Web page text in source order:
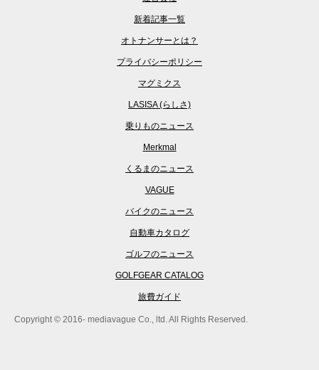
新着記事一覧
オトナンサーとは？
プライバシーポリシー
マグミクス
LASISA (らしさ)
乗りものニュース
Merkmal
くるまのニュース
VAGUE
バイクのニュース
自動車カタログ
ゴルフのニュース
GOLFGEAR CATALOG
旅費ガイド
Copyright © 2016- mediavague Co., ltd. All Rights Reserved.